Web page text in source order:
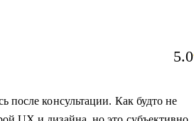
5.0
после консультации. Как будто не